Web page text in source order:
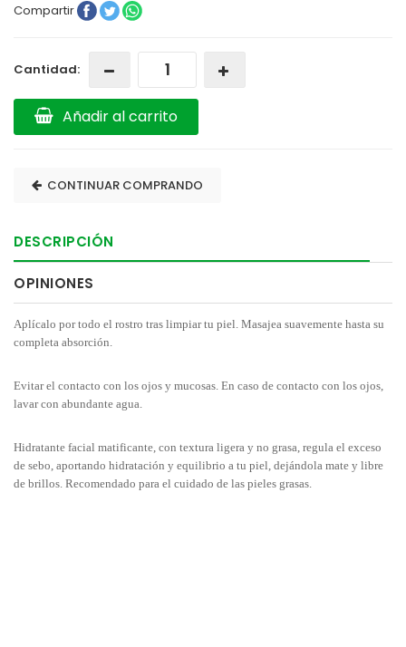
Compartir
Cantidad:
Añadir al carrito
CONTINUAR COMPRANDO
DESCRIPCIÓN
OPINIONES
Aplícalo por todo el rostro tras limpiar tu piel. Masajea suavemente hasta su
completa absorción.
Evitar el contacto con los ojos y mucosas. En caso de contacto con los ojos,
lavar con abundante agua.
Hidratante facial matificante, con textura ligera y no grasa, regula el exceso
de sebo, aportando hidratación y equilibrio a tu piel, dejándola mate y libre
de brillos. Recomendado para el cuidado de las pieles grasas.